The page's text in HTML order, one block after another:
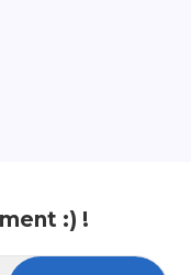
:) !